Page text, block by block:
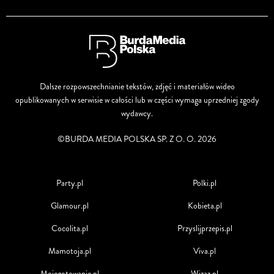
Dalsze rozpowszechnianie tekstów, zdjęć i materiałów wideo
opublikowanych w serwisie w całości lub w części wymaga uprzedniej zgody
wydawcy.
©BURDA MEDIA POLSKA SP. Z O. O. 2026
Party.pl
Glamour.pl
Cocolita.pl
Mamotoja.pl
Polki.pl
Kobieta.pl
Przyslijprzepis.pl
Viva.pl